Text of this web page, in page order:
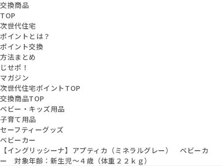
交換商品
TOP
次世代住宅
ポイントとは？
ポイント交換
方法まとめ
じせポ！
マガジン
次世代住宅ポイントTOP
交換商品TOP
ベビー・キッズ用品
子育て用品
セーフティーグッズ
ベビーカー
【イングリッシーナ】アプティカ（ミネラルグレー） ベビーカ
ー 対象年齢：新生児～４歳（体重２２ｋｇ）